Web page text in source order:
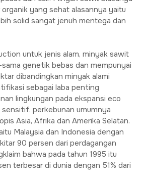
organik yang sehat alasannya yaitu
solid sangat jenuh mentega dan
untuk jenis alam, minyak sawit
genetik bebas dan mempunyai
dibandingkan minyak alami
sebagai laba penting
lingkungan pada ekspansi eco
perkebunan umumnya
Asia, Afrika dan Amerika Selatan.
Malaysia dan Indonesia dengan
90 persen dari perdagangan
bahwa pada tahun 1995 itu
terbesar di dunia dengan 51% dari